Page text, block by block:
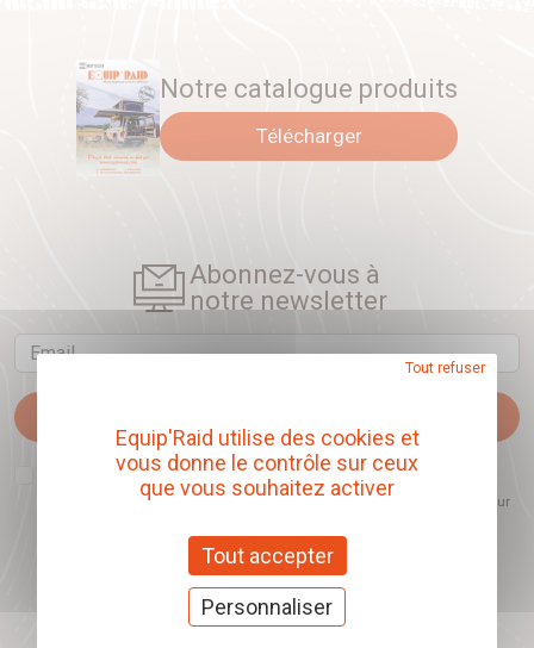
Notre catalogue produits
Télécharger
Abonnez-vous à
notre newsletter
Email
J'accepte que l'ouverture des newsletters soit mesurée, afin de mieux
comprendre les sujets qui m'intéressent et d'améliorer les contenus
proposés. Ce choix est modifiable à tout moment et reste sans incidence sur
Offrez nos chèques
Equip'Raid utilise des cookies et
vous donne le contrôle sur ceux
que vous souhaitez activer
Tout accepter
Tout refuser
Personnaliser